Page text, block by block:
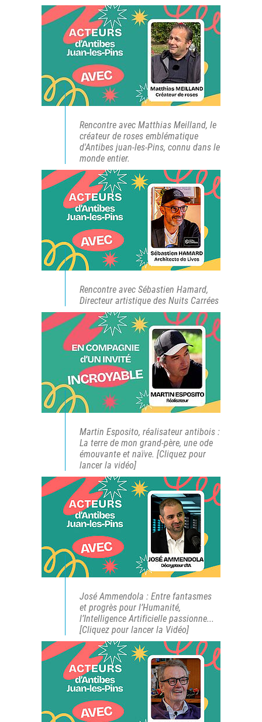
Rencontre avec Matthias Meilland, le
créateur de roses emblématique
d'Antibes juan-les-Pins, connu dans le
monde entier.
Rencontre avec Sébastien Hamard,
Directeur artistique des Nuits Carrées
Martin Esposito, réalisateur antibois :
La terre de mon grand-père, une ode
émouvante et naïve. [Cliquez pour
lancer la vidéo]
José Ammendola : Entre fantasmes
et progrès pour l’Humanité,
l’Intelligence Artificielle passionne...
[Cliquez pour lancer la Vidéo]